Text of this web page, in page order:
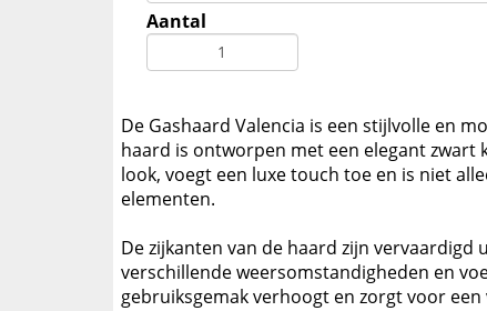
Aantal
De Gashaard Valencia is een stijlvolle en
haard is ontworpen met een elegant
look, voegt een luxe touch toe en is niet
elementen.
De zijkanten van de haard zijn
verschillende weersomstandigheden en
gebruiksgemak verhoogt en zorgt voor een